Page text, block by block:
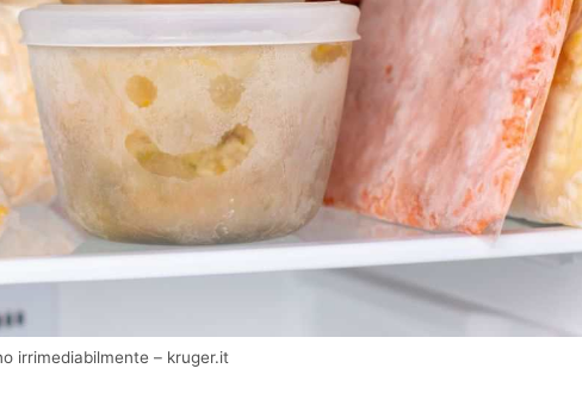
irrimediabilmente – kruger.it